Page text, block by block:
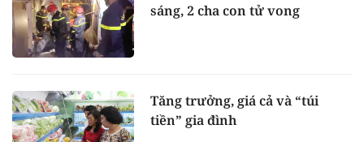
sáng, 2 cha con tử vong
Tăng trưởng, giá cả và “túi
tiền” gia đình